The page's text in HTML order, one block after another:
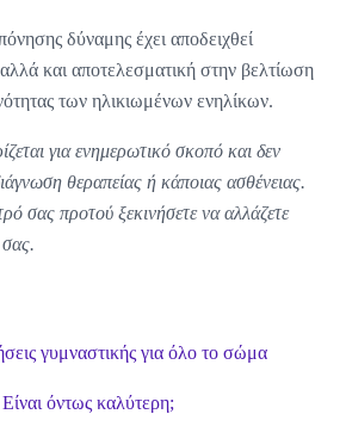
δύναμης έχει αποδειχθεί
και αποτελεσματική στην βελτίωση
των ηλικιωμένων ενηλίκων.
για ενημερωτικό σκοπό και δεν
θεραπείας ή κάποιας ασθένειας.
σας προτού ξεκινήσετε να αλλάζετε
γυμναστικής για όλο το σώμα
όντως καλύτερη;